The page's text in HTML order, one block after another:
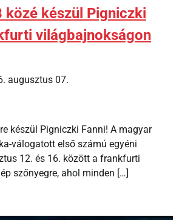
közé készül Pigniczki
világbajnokságon
augusztus 07.
készül Pigniczki Fanni! A magyar
válogatott első számú egyéni
12. és 16. között a frankfurti
szőnyegre, ahol minden […]